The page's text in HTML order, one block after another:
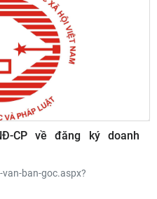
CP về đăng ký doanh
ban-goc.aspx?